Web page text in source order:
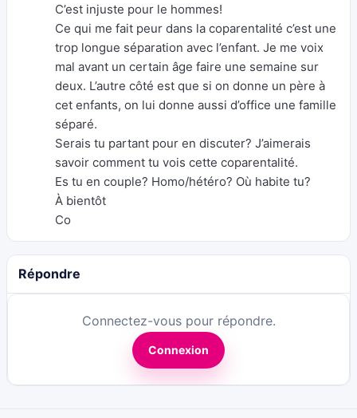
C’est injuste pour le hommes!
Ce qui me fait peur dans la coparentalité c’est une
trop longue séparation avec l’enfant. Je me voix
mal avant un certain âge faire une semaine sur
deux. L’autre côté est que si on donne un père à
cet enfants, on lui donne aussi d’office une famille
séparé.
Serais tu partant pour en discuter? J’aimerais
savoir comment tu vois cette coparentalité.
Es tu en couple? Homo/hétéro? Où habite tu?
À bientôt
Co
Répondre
Connectez-vous pour répondre.
Connexion